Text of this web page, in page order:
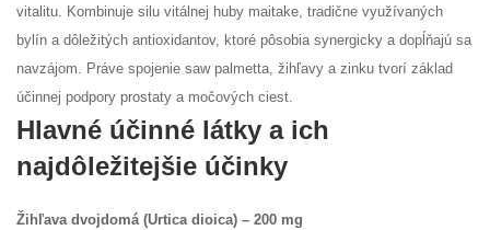
vitalitu. Kombinuje silu vitálnej huby maitake, tradične využívaných
bylín a dôležitých antioxidantov, ktoré pôsobia synergicky a dopĺňajú sa
navzájom. Práve spojenie saw palmetta, žihľavy a zinku tvorí základ
účinnej podpory prostaty a močových ciest.
Hlavné účinné látky a ich
najdôležitejšie účinky
Žihľava dvojdomá (Urtica dioica) – 200 mg